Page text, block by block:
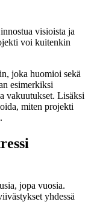
visioista ja
voi kuitenkin
joka huomioi sekä
esimerkiksi
vakuutukset. Lisäksi
miten projekti
jopa vuosia.
yhdessä